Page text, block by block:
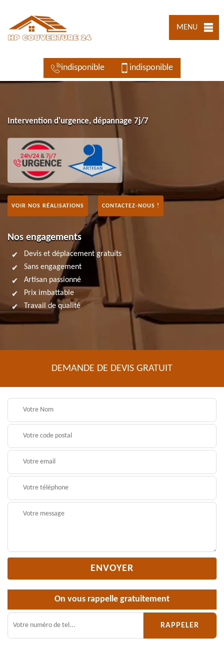
MENU
indisponible indisponible
Intervention d'urgence, dépannage 7j/7
VOIR NOS RÉALISATIONS CONTACTEZ-NOUS !
Nos engagements
Devis et déplacement gratuits
Sans engagement
Artisan passionné
Prix imbattable
Travail de qualité
DEMANDE DE DEVIS GRATUIT
On vous rappelle gratuitement